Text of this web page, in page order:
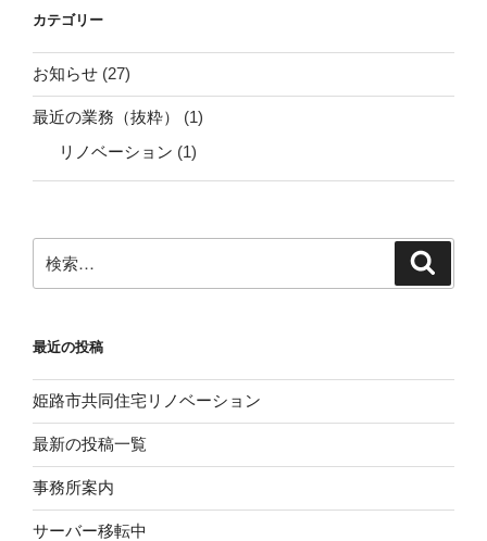
カテゴリー
お知らせ (27)
最近の業務（抜粋）
(1)
リノベーション (1)
索:
最近の投稿
姫路市共同住宅リノベーション
最新の投稿一覧
事務所案内
サーバー移転中